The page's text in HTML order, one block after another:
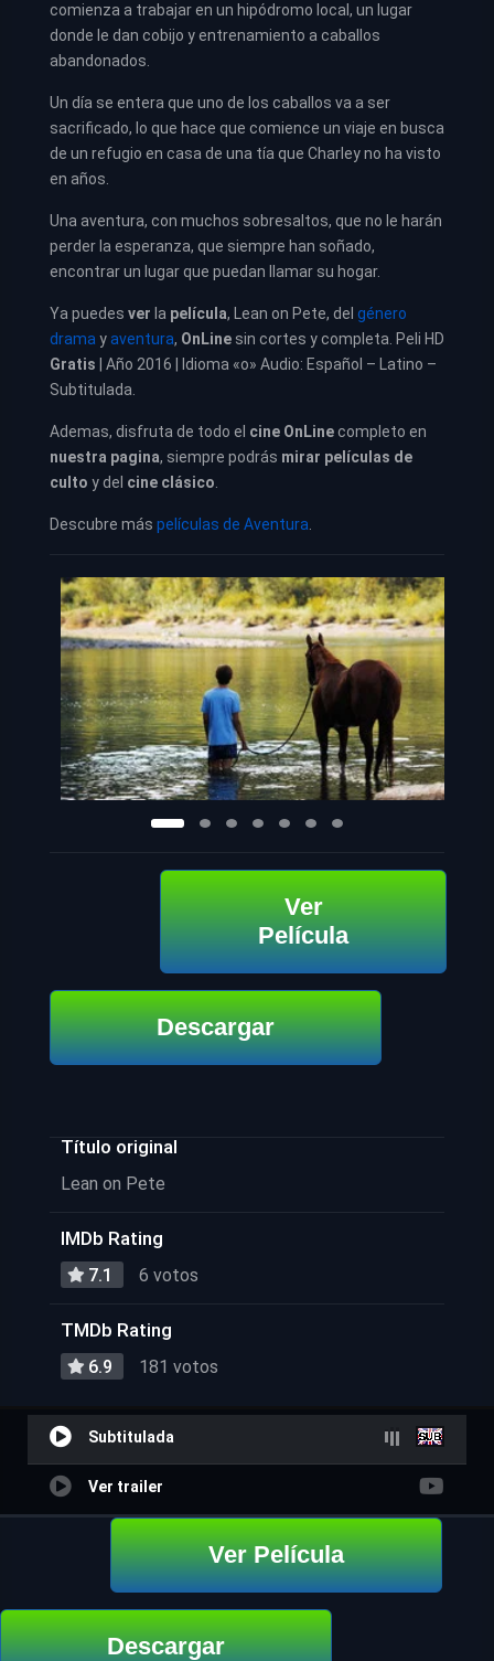
comienza a trabajar en un hipódromo local, un lugar
donde le dan cobijo y entrenamiento a caballos
abandonados.
Un día se entera que uno de los caballos va a ser
sacrificado, lo que hace que comience un viaje en busca
de un refugio en casa de una tía que Charley no ha visto
en años.
Una aventura, con muchos sobresaltos, que no le harán
perder la esperanza, que siempre han soñado,
encontrar un lugar que puedan llamar su hogar.
Ya puedes ver la película, Lean on Pete, del género
dramayaventura, OnLine sin cortes y completa. Peli HD
Gratis | Año 2016 | Idioma «o» Audio: Español – Latino –
Subtitulada.
Ademas, disfruta de todo el cine OnLinecompleto en
nuestra pagina, siempre podrás mirar películas de
culto y del cine clásico.
Descubre más películas de Aventura.
Ver
Película
Descargar
Título original
Lean on Pete
IMDb Rating
7.1 6 votos
TMDb Rating
6.9 181 votos
Subtitulada
Ver trailer
Ver Película
Descargar